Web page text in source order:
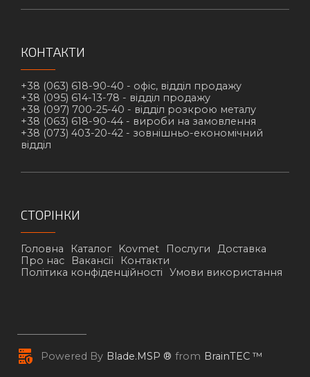
КОНТАКТИ
+38 (063) 618-90-40 - офіс, відділ продажу
+38 (095) 614-13-78 - відділ продажу
+38 (097) 700-25-40 - відділ розкрою металу
+38 (063) 618-90-44 - вироби на замовлення
+38 (073) 403-20-42 - зовнішньо-економічний
відділ
СТОРІНКИ
Головна Каталог Kovmet Послуги
Доставка
Про нас
Вакансії
Контакти
Політика конфіденційності
Умови використання
Powered By Blade.MSP ® from BrainTEC ™